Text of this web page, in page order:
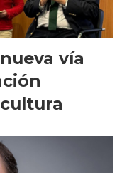
vía